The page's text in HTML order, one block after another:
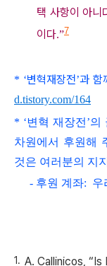
택 사항이 아니
이다.”7
* ‘변혁재장전’과 함
d.tistory.com/164
* ‘변혁 재장전’의
차원에서 후원해
것은 여러분의 지
- 후원 계좌: 우
A. Callinicos,